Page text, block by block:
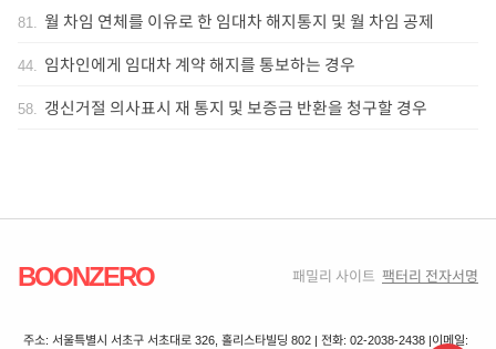
81. 월 차임 연체를 이유로 한 임대차 해지통지 및 월 차임 공제
44. 임차인에게 임대차 계약 해지를 통보하는 경우
58. 갱신거절 의사표시 재 통지 및 보증금 반환을 청구할 경우
BOONZERO 패밀리 사이트 팩터리 전자서명
주소: 서울특별시 서초구 서초대로 326, 홀리스타빌딩 802 | 전화: 02-2038-2438 |이메일: